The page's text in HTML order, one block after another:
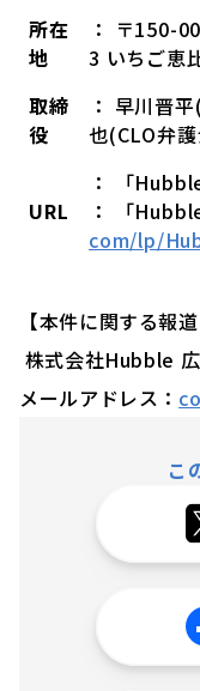
所在
地
： 〒150-
3 いちご恵
取締
役
： 早川晋
也(CLO弁
URL
： 「
： 「
com/lp/
【本件に関する報
株式会社Hubble 広
メールアドレス：
こ